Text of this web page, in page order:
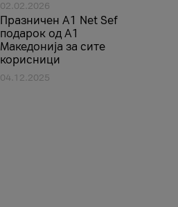
02.02.2026
Празничен A1 Net Sеf
подарок од А1
Македонија за сите
корисници
04.12.2025